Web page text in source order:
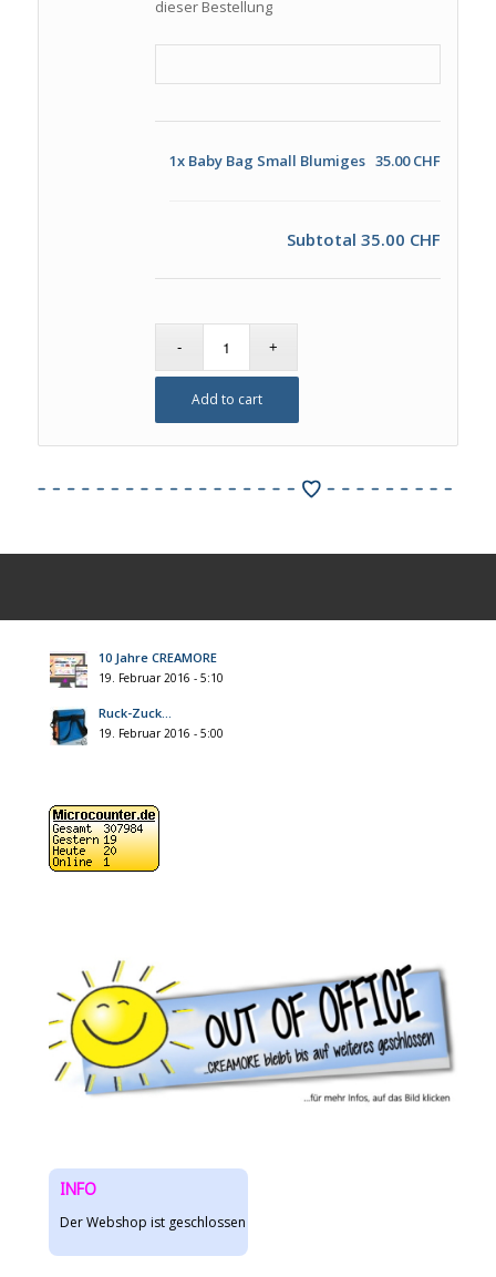
dieser Bestellung
1x Baby Bag Small Blumiges 35.00 CHF
Subtotal35.00 CHF
Add to cart
10 Jahre CREAMORE
19. Februar 2016 - 5:10
Ruck-Zuck…
19. Februar 2016 - 5:00
INFO
Der Webshop ist geschlossen